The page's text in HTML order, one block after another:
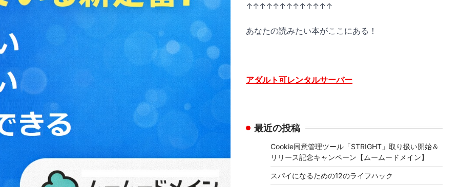
↑↑↑↑↑↑↑↑↑↑↑↑↑
あなたの読みたい本がここにある！
アダルト可レンタルサーバー
最近の投稿
Cookie同意管理ツール「STRIGHT」取り扱い開始＆
リリース記念キャンペーン【ムームードメイン】
スパイになるための12のライフハック